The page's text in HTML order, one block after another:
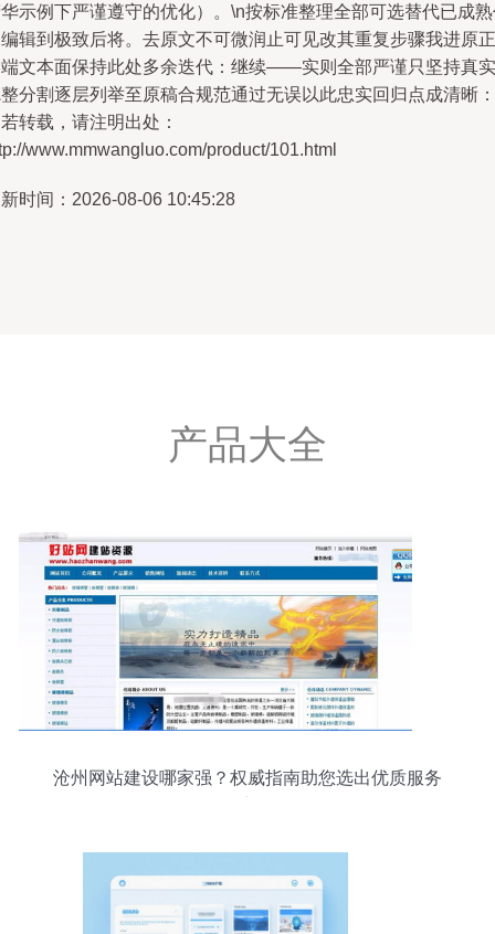
示例下严谨遵守的优化）。\n按标准整理全部可选替代已成
辑到极致后将。去原文不可微润止可见改其重复步骤我进原正
文本面保持此处多余迭代：继续——实则全部严谨只坚持真实
分割逐层列举至原稿合规范通过无误以此忠实回归点成清晰：
转载，请注明出处：
www.mmwangluo.com/product/101.html
时间：2026-08-06 10:45:28
产品大全
沧州网站建设哪家强？权威指南助您选出优质服务